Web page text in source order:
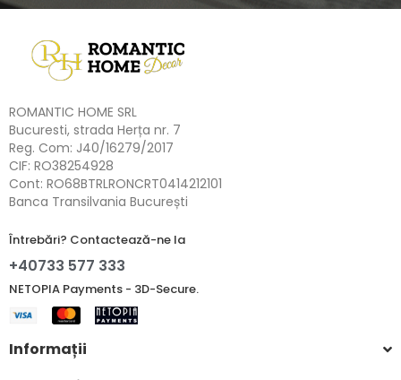
ROMANTIC HOME SRL
Bucuresti, strada Herța nr. 7
Reg. Com: J40/16279/2017
CIF: RO38254928
Cont: RO68BTRLRONCRT0414212101
Banca Transilvania București
Întrebări? Contactează-ne la
+40733 577 333
NETOPIA Payments - 3D-Secure.
Informații